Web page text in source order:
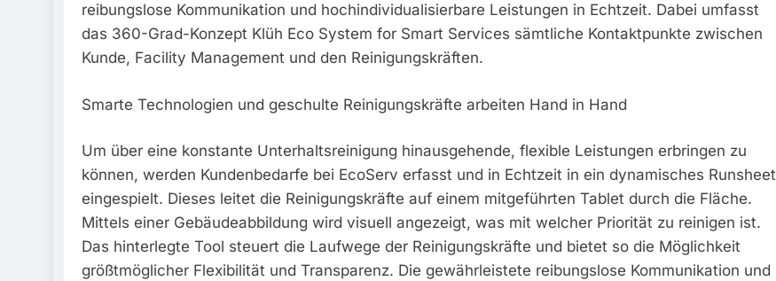
reibungslose Kommunikation und hochindividualisierbare Leistungen in Echtzeit. Dabei umfasst
das 360-Grad-Konzept Klüh Eco System for Smart Services sämtliche Kontaktpunkte zwischen
Kunde, Facility Management und den Reinigungskräften.
Smarte Technologien und geschulte Reinigungskräfte arbeiten Hand in Hand
Um über eine konstante Unterhaltsreinigung hinausgehende, flexible Leistungen erbringen zu
können, werden Kundenbedarfe bei EcoServ erfasst und in Echtzeit in ein dynamisches Runsheet
eingespielt. Dieses leitet die Reinigungskräfte auf einem mitgeführten Tablet durch die Fläche.
Mittels einer Gebäudeabbildung wird visuell angezeigt, was mit welcher Priorität zu reinigen ist.
Das hinterlegte Tool steuert die Laufwege der Reinigungskräfte und bietet so die Möglichkeit
größtmöglicher Flexibilität und Transparenz. Die gewährleistete reibungslose Kommunikation und